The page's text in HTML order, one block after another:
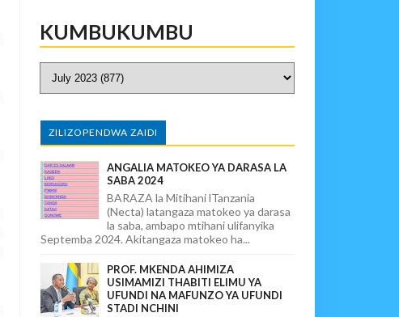
KUMBUKUMBU
ZILIZOPENDWA ZAIDI
ANGALIA MATOKEO YA DARASA LA
SABA 2024
BARAZA la Mitihani lTanzania
(Necta) latangaza matokeo ya darasa
la saba, ambapo mtihani ulifanyika
Septemba 2024. Akitangaza matokeo ha...
PROF. MKENDA AHIMIZA
USIMAMIZI THABITI ELIMU YA
UFUNDI NA MAFUNZO YA UFUNDI
STADI NCHINI